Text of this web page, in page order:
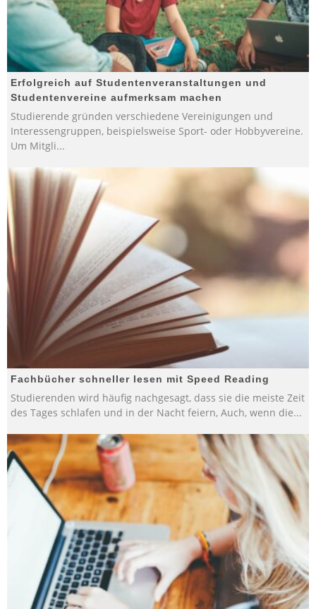
Erfolgreich auf Studentenveranstaltungen und
Studentenvereine aufmerksam machen
Studierende gründen verschiedene Vereinigungen und
Interessengruppen, beispielsweise Sport- oder Hobbyvereine.
Um Mitgli...
Fachbücher schneller lesen mit Speed Reading
Studierenden wird häufig nachgesagt, dass sie die meiste Zeit
des Tages schlafen und in der Nacht feiern, Auch, wenn die...